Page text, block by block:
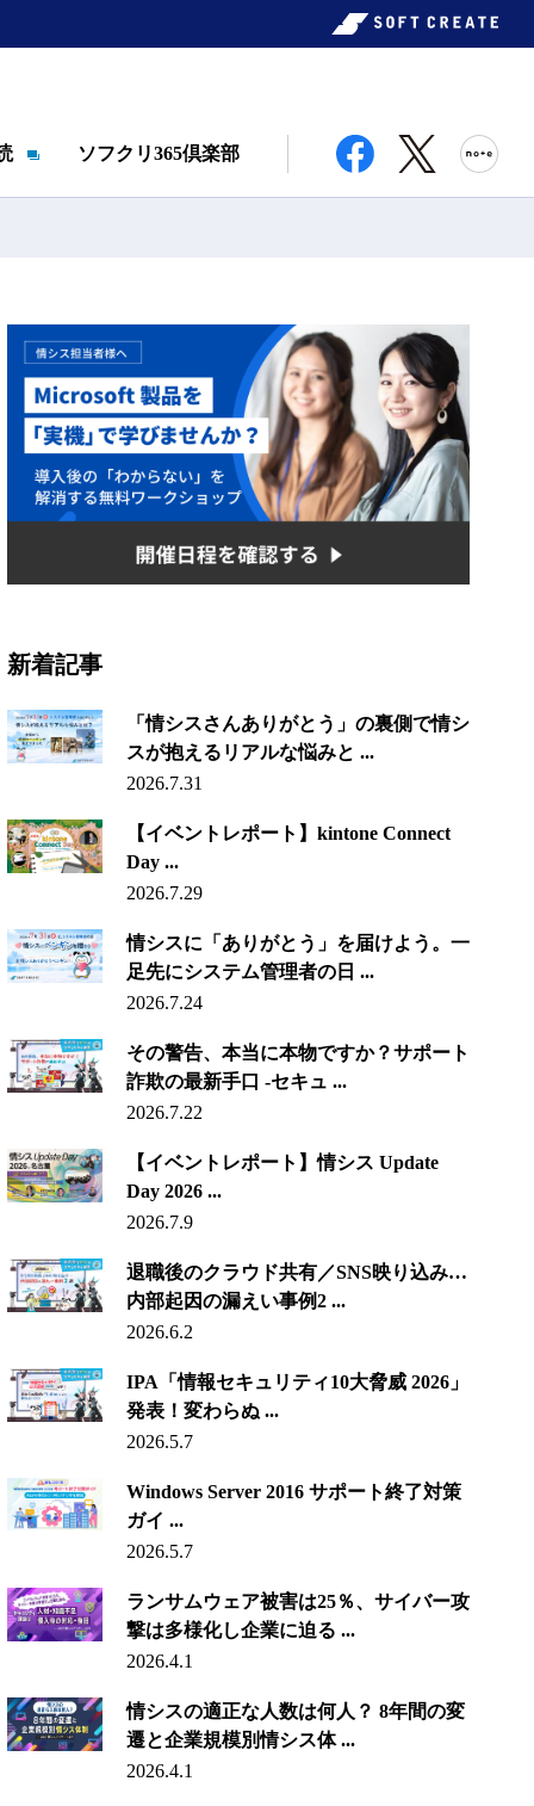
ソフクリ365倶楽部
新着記事
「情シスさんありがとう」の裏側で情シ
スが抱えるリアルな悩みと ...
2026.7.31
【イベントレポート】kintone Connect
Day ...
2026.7.29
情シスに「ありがとう」を届けよう。一
足先にシステム管理者の日 ...
2026.7.24
その警告、本当に本物ですか？サポート
詐欺の最新手口 -セキュ ...
2026.7.22
【イベントレポート】情シス Update
Day 2026 ...
2026.7.9
退職後のクラウド共有／SNS映り込み…
内部起因の漏えい事例2 ...
2026.6.2
IPA「情報セキュリティ10大脅威 2026」
発表！変わらぬ ...
2026.5.7
Windows Server 2016 サポート終了対策
ガイ ...
2026.5.7
ランサムウェア被害は25％、サイバー攻
撃は多様化し企業に迫る ...
2026.4.1
情シスの適正な人数は何人？ 8年間の変
遷と企業規模別情シス体 ...
2026.4.1